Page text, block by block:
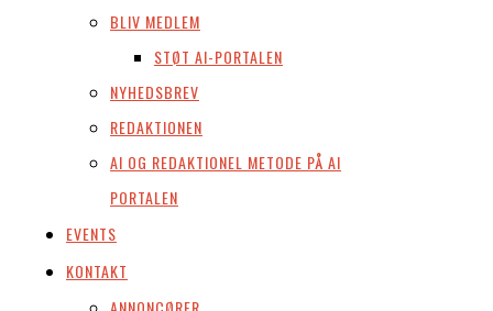
BLIV MEDLEM
STØT AI-PORTALEN
NYHEDSBREV
REDAKTIONEN
AI OG REDAKTIONEL METODE PÅ AI
PORTALEN
EVENTS
KONTAKT